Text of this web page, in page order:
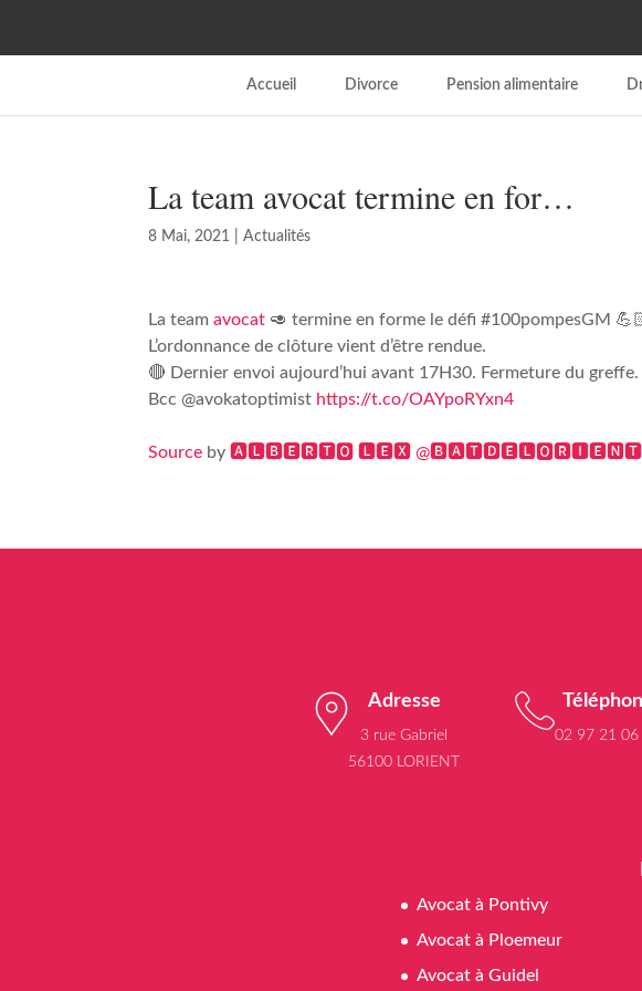
Accueil Divorce Pension alimentaire
La team avocat termine en for…
8 Mai, 2021 |Actualités
La teamavocat 🥑 termine en forme le défi #100pompesGM
L’ordonnance de clôture vient d’être rendue.
🔴 Dernier envoi aujourd’hui avant 17H30. Fermeture du greffe.
Bcc @avokatoptimist https://t.co/OAYpoRYxn4
Source by 🅰🅻🅱🅴🆁🆃🅾 🅻🅴🆇 @🅱🅰🆃🅳🅴🅻🅾🆁🅸🅴🅽🆃
Adresse
3 rue Gabriel
56100 LORIENT
02 97 21 06
Avocat à Pontivy
Avocat à Ploemeur
Avocat à Guidel